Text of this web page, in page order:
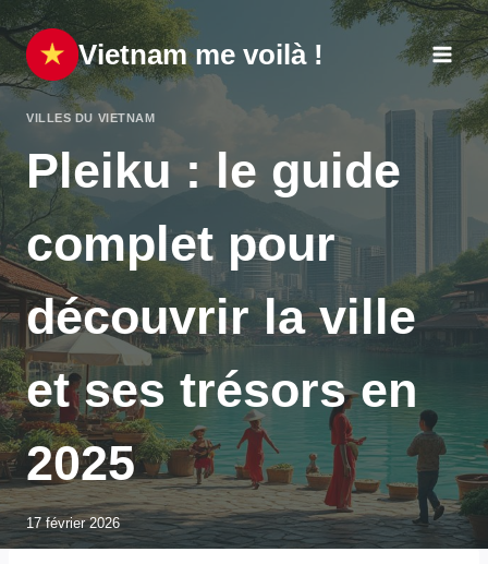
Aller
au
contenu
Vietnam me voilà !
VILLES DU VIETNAM
Pleiku : le guide
complet pour
découvrir la ville
et ses trésors en
2025
17 février 2026